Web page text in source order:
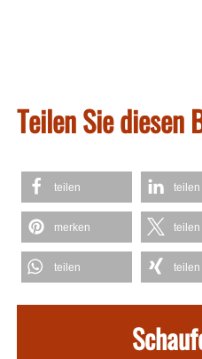
Teilen Sie diesen
teilen teilen
merken teilen
teilen teilen